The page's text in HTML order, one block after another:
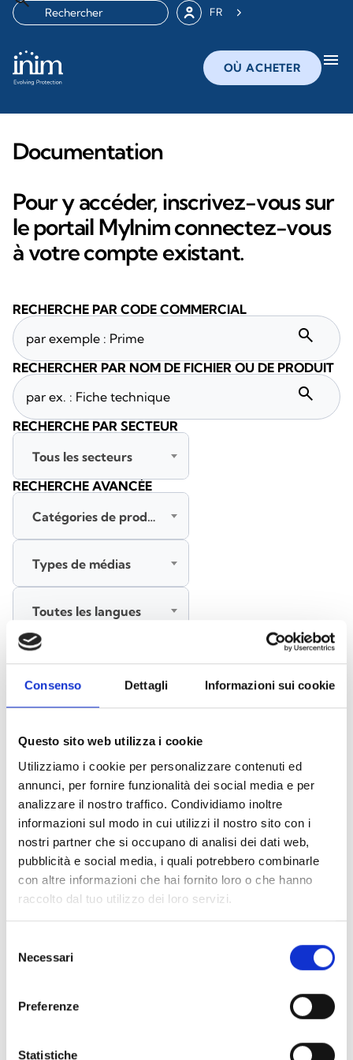
Consenso Dettagli Informazioni sui cookie
Questo sito web utilizza i cookie
Utilizziamo i cookie per personalizzare contenuti ed
annunci, per fornire funzionalità dei social media e per
analizzare il nostro traffico. Condividiamo inoltre
informazioni sul modo in cui utilizzi il nostro sito con i
nostri partner che si occupano di analisi dei dati web,
pubblicità e social media, i quali potrebbero combinarle
con altre informazioni che hai fornito loro o che hanno
raccolto dal tuo utilizzo dei loro servizi.
delNecessari
Preferenze
Statistiche
FR
OÙ ACHETER menu
Documentation
Pour y accéder, inscrivez-vous sur
le portail MyInim connectez-vous
à votre compte existant.
Accessoires pour socles EB00 - Matériaux (47)
Accessoires pour les tests des détecteurs -
Matériaux(6)
Accessoires pour détecteurs Enea - Matériaux (35)
Accessoires Senseware
Accessoires de la série Industrial - Matériaux(17)
Documents(6992)
Tout sélectionner
marqués par une icône lock
RECHERCHE PAR CODE COMMERCIAL
search
RECHERCHER PAR NOM DE FICHIER OU DE PRODUIT
search
RECHERCHE PAR SECTEUR
Tous les secteurs
RECHERCHE AVANCÉE
Catégories de produits
Types de médias
Toutes les langues
RECHERCHER
EFFACER LES FILTRES